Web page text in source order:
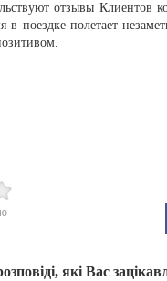
отзывы Клиентов
в поездке полетает
які Вас